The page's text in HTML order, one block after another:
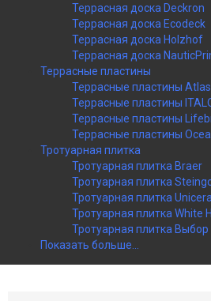
Террасная доска Deckron
Террасная доска Ecodeck
Террасная доска Holzhof
Террасная доска
Террасные пластины
Террасные пластины
Террасные пластины
Террасные пластины
Террасные пластины
Тротуарная плитка
Тротуарная плитка Braer
Тротуарная плитка
Тротуарная плитка
Тротуарная плитка White
Тротуарная плитка Выбор
Показать больше...